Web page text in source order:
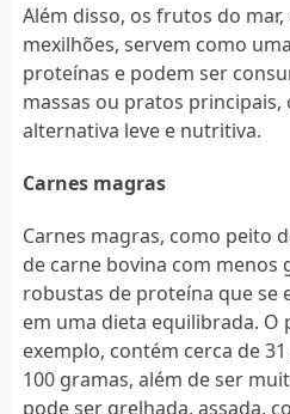
Além disso, os frutos do
mexilhões, servem como
proteínas e podem ser
massas ou pratos
alternativa leve e nutritiva.
Carnes magras
Carnes magras, como peito
de carne bovina com menos
robustas de proteína que se
em uma dieta equilibrada.
exemplo, contém cerca de
100 gramas, além de ser
pode ser grelhada, assada,